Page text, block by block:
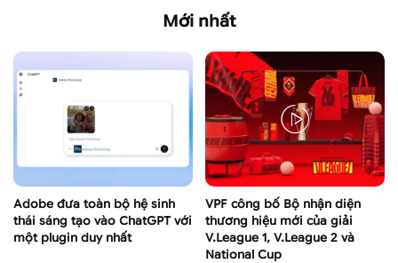
Mới nhất
Adobe đưa toàn bộ hệ sinh
thái sáng tạo vào ChatGPT với
một plugin duy nhất
VPF công bố Bộ nhận diện
thương hiệu mới của giải
V.League 1, V.League 2 và
National Cup